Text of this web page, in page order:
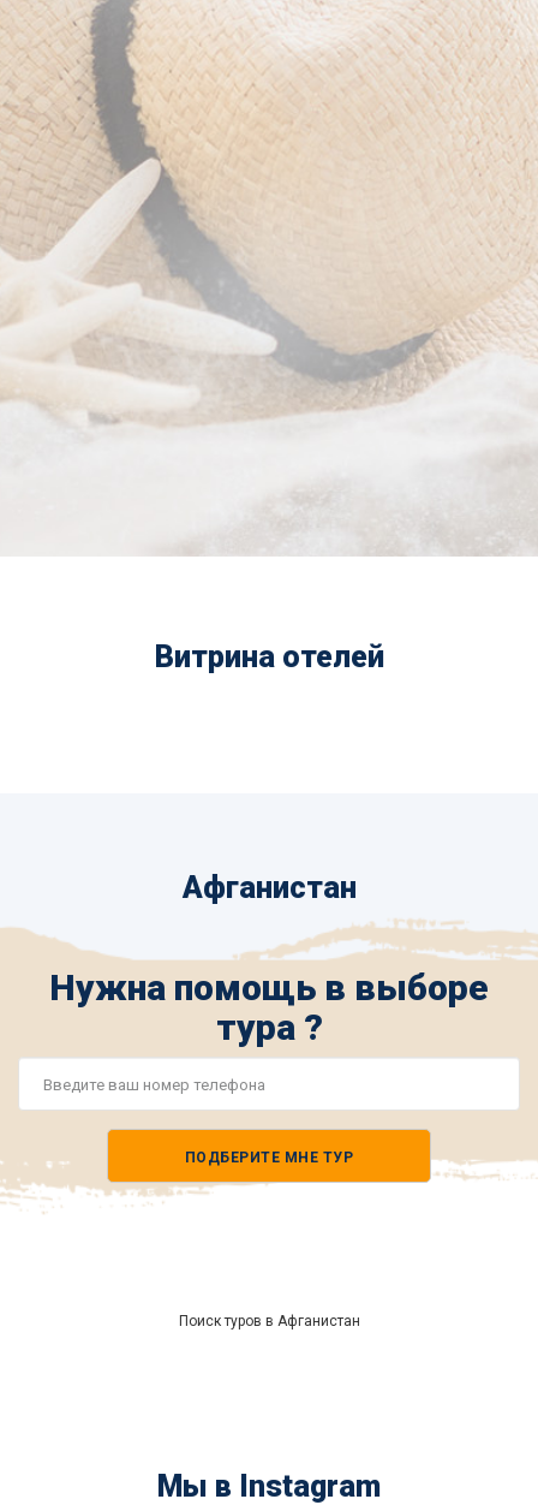
Витрина отелей
Афганистан
Нужна помощь в выборе
тура ?
ПОДБЕРИТЕ МНЕ ТУР
Поиск туров в Афганистан
Мы в Instagram